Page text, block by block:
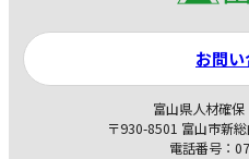
富山県人材確
〒930-8501 富山市新
電話番号：
お問